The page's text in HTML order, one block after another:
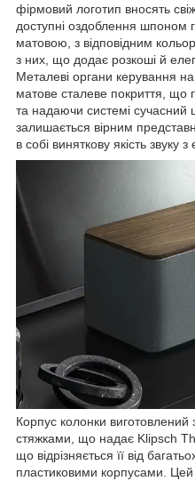
фірмовий логотип вносять
доступні оздоблення шпоном
матовою, з відповідним
з них, що додає розкоші й
Металеві органи керування
матове сталеве покриття, що
та надаючи системі
залишається вірним
в собі виняткову якість звуку
Корпус колонки виготовлений
стяжками, що надає Klipsch
що відрізняється її від
пластиковими корпусами. Цей